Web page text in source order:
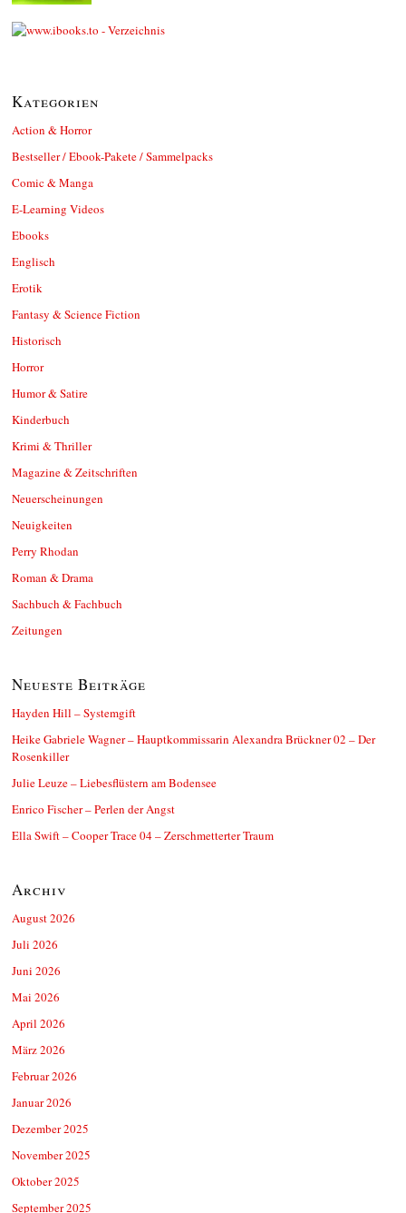
Kategorien
Action & Horror
Bestseller / Ebook-Pakete / Sammelpacks
Comic & Manga
E-Learning Videos
Ebooks
Englisch
Erotik
Fantasy & Science Fiction
Historisch
Horror
Humor & Satire
Kinderbuch
Krimi & Thriller
Magazine & Zeitschriften
Neuerscheinungen
Neuigkeiten
Perry Rhodan
Roman & Drama
Sachbuch & Fachbuch
Zeitungen
Neueste Beiträge
Hayden Hill – Systemgift
Heike Gabriele Wagner – Hauptkommissarin Alexandra Brückner 02 – Der
Rosenkiller
Julie Leuze – Liebesflüstern am Bodensee
Enrico Fischer – Perlen der Angst
Ella Swift – Cooper Trace 04 – Zerschmetterter Traum
Archiv
August 2026
Juli 2026
Juni 2026
Mai 2026
April 2026
März 2026
Februar 2026
Januar 2026
Dezember 2025
November 2025
Oktober 2025
September 2025